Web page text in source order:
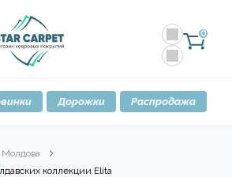
0
Дорожки Распродажа
Молдова
коллекции Elita